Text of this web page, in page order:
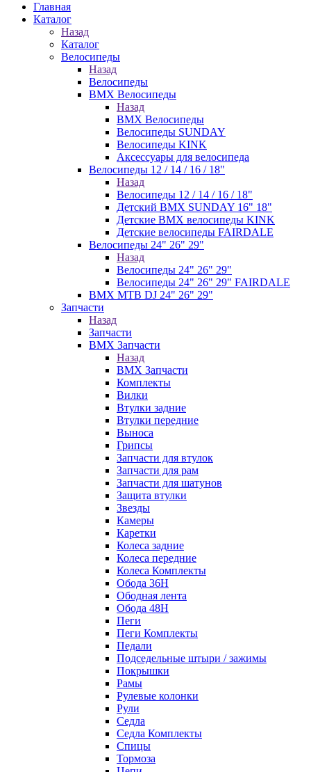
Главная
Каталог
Назад
Каталог
Велосипеды
Назад
Велосипеды
BMX Велосипеды
Назад
BMX Велосипеды
Велосипеды SUNDAY
Велосипеды KINK
Аксессуары для велосипеда
Велосипеды 12 / 14 / 16 / 18"
Назад
Велосипеды 12 / 14 / 16 / 18"
Детский BMX SUNDAY 16" 18"
Детские BMX велосипеды KINK
Детские велосипеды FAIRDALE
Велосипеды 24" 26" 29"
Назад
Велосипеды 24" 26" 29"
Велосипеды 24" 26" 29" FAIRDALE
BMX MTB DJ 24" 26" 29"
Запчасти
Назад
Запчасти
BMX Запчасти
Назад
BMX Запчасти
Комплекты
Вилки
Втулки задние
Втулки передние
Выноса
Грипсы
Запчасти для втулок
Запчасти для рам
Запчасти для шатунов
Защита втулки
Звезды
Камеры
Каретки
Колеса задние
Колеса передние
Колеса Комплекты
Обода 36H
Ободная лента
Обода 48H
Пеги
Пеги Комплекты
Педали
Подседельные штыри / зажимы
Покрышки
Рамы
Рулевые колонки
Рули
Седла
Седла Комплекты
Спицы
Тормоза